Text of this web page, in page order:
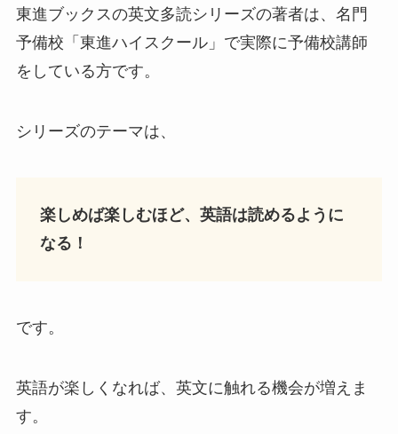
東進ブックスの英文多読シリーズの著者は、名門
予備校「東進ハイスクール」で実際に予備校講師
をしている方です。
シリーズのテーマは、
楽しめば楽しむほど、英語は読めるように
なる！
です。
英語が楽しくなれば、英文に触れる機会が増えま
す。